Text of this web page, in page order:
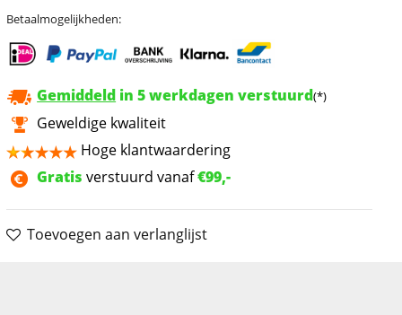
Betaalmogelijkheden:
Gemiddeld in 5 werkdagen verstuurd(*)
Geweldige kwaliteit
Hoge klantwaardering
Gratis verstuurd vanaf€99,-
Toevoegen aan verlanglijst